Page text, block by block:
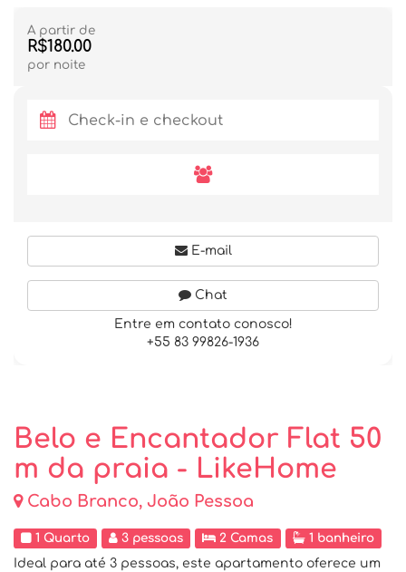
Belo e Encantador Flat 50
m da praia - LikeHome
Cabo Branco, João Pessoa
1 Quarto 3 pessoas 2 Camas
1 banheiro
Ideal para até 3 pessoas, este apartamento oferece um
A partir de
R$180.00
por noite
E-mail
Chat
Entre em contato conosco!
+55 83 99826-1936